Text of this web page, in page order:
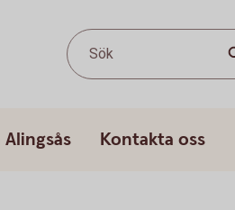
Sök
Kontakta oss